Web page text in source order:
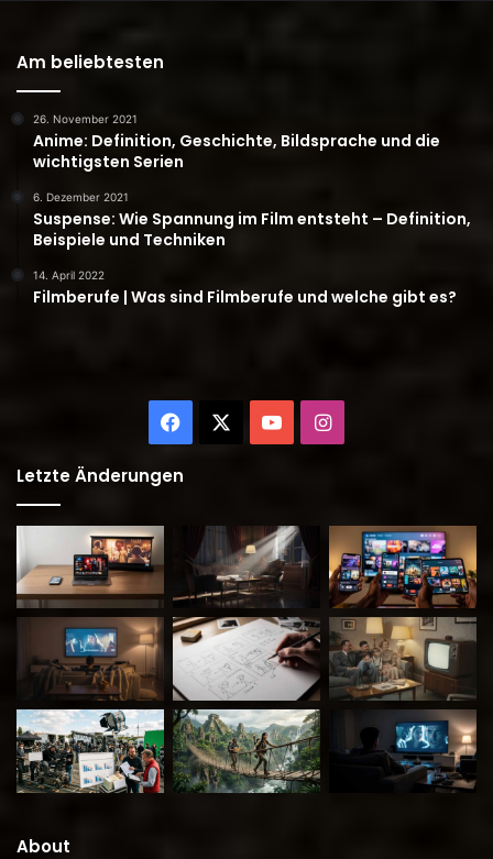
Am beliebtesten
26. November 2021
Anime: Definition, Geschichte, Bildsprache und die
wichtigsten Serien
6. Dezember 2021
Suspense: Wie Spannung im Film entsteht – Definition,
Beispiele und Techniken
14. April 2022
Filmberufe | Was sind Filmberufe und welche gibt es?
Facebook YouTubeInstagram
Letzte Änderungen
About